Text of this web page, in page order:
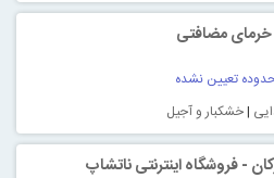
مضافتی
تعیین نشده
|خشکبار و آجیل
- فروشگاه اینترنتی ناتشاپ